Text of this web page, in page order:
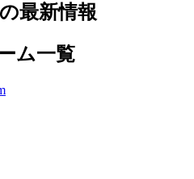
最新情報
ム一覧